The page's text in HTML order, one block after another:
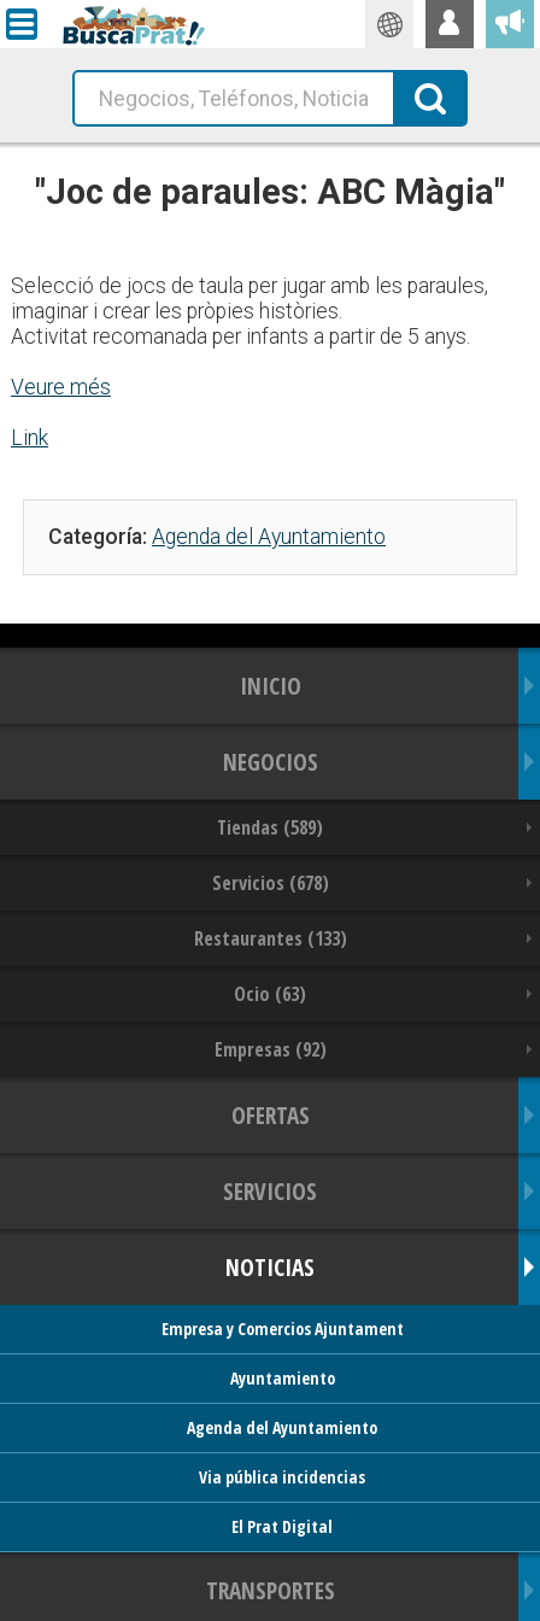
Traductor
Busca!
"Joc de paraules: ABC Màgia"
Selecció de jocs de taula per jugar amb les paraules,
imaginar i crear les pròpies històries.
Activitat recomanada per infants a partir de 5 anys.
Veure més
Link
Categoría: Agenda del Ayuntamiento
INICIO
NEGOCIOS
Tiendas (589)
Servicios (678)
Restaurantes (133)
Ocio (63)
Empresas (92)
OFERTAS
SERVICIOS
NOTICIAS
Empresa y Comercios Ajuntament
Ayuntamiento
Agenda del Ayuntamiento
Via pública incidencias
El Prat Digital
TRANSPORTES